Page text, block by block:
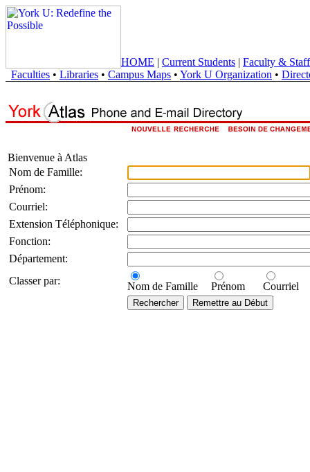
HOME | Current Students | Faculty & Staff
Faculties • Libraries • Campus Maps • York U Organization •
Bienvenue à Atlas
Nom de Famille:
Prénom:
Courriel:
Extension Téléphonique:
Fonction:
Département:
Classer par:
Nom de Famille Prénom Courriel